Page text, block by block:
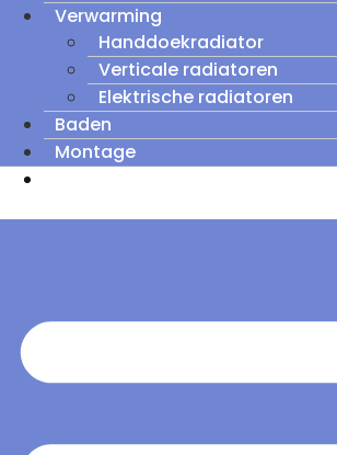
Verwarming
Handdoekradiator
Verticale radiatoren
Elektrische radiatoren
Baden
Montage